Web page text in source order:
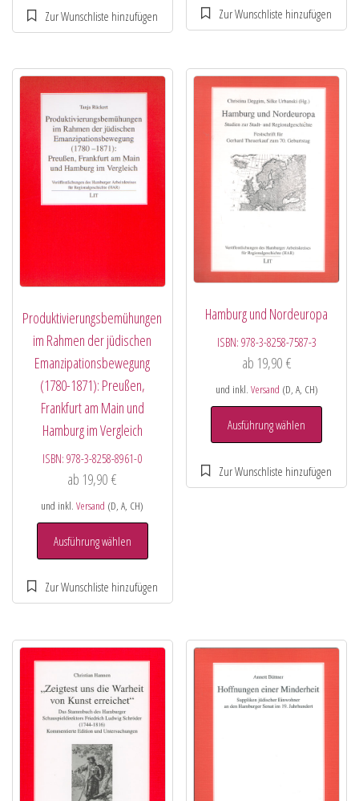
Produktivierungsbemühungen
im Rahmen der jüdischen
Emanzipationsbewegung
(1780-1871): Preußen,
Frankfurt am Main und
Hamburg im Vergleich
ISBN:978-3-8258-8961-0
ab 19,90€
und inkl.Versand (D, A, CH)
Ausführung wählen
Hamburg und Nordeuropa
ISBN: 978-3-8258-7587-3
ab 19,90 €
und inkl. Versand (D, A, CH)
Ausführung wählen